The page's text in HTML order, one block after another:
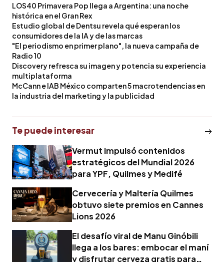
LOS40 Primavera Pop llega a Argentina: una noche
histórica en el Gran Rex
Estudio global de Dentsu revela qué esperan los
consumidores de la IA y de las marcas
"El periodismo en primer plano", la nueva campaña de
Radio 10
Discovery refresca su imagen y potencia su experiencia
multiplataforma
McCann e IAB México comparten 5 macrotendencias en
la industria del marketing y la publicidad
Te puede interesar
Vermut impulsó contenidos
estratégicos del Mundial 2026
para YPF, Quilmes y Medifé
Cervecería y Maltería Quilmes
obtuvo siete premios en Cannes
Lions 2026
El desafío viral de Manu Ginóbili
llega a los bares: embocar el maní
y disfrutar cerveza gratis para